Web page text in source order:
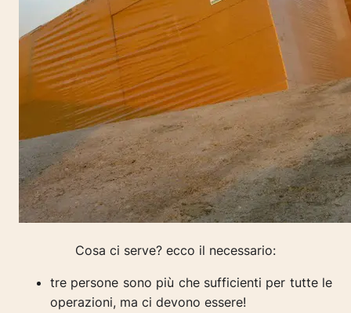
Cosa ci serve? ecco il necessario:
tre persone sono più che sufficienti per tutte le
operazioni, ma ci devono essere!